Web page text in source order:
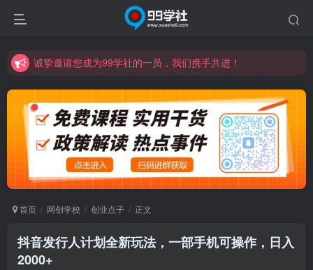
诚挚邀请您成为99学社的一员，我们携手共进！
诚挚邀请您成为99学社的一员，我们携手共进！
学习路上不孤独，99学社与你同行！分享全网优质VIP资源，炒股教程、创业教程、网络营销教程、自媒体短视频教程等，长期更新各大精品创业项目！
首页 网创学校 创业点子 正文
抖音发行人计划全新玩法，一部手机可操作，日入
2000+